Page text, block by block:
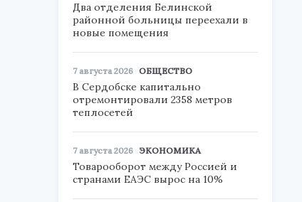
Два отделения Белинской
районной больницы переехали в
новые помещения
7 августа 2026 ОБЩЕСТВО
В Сердобске капитально
отремонтировали 2358 метров
теплосетей
7 августа 2026 ЭКОНОМИКА
Товарооборот между Россией и
странами ЕАЭС вырос на 10%